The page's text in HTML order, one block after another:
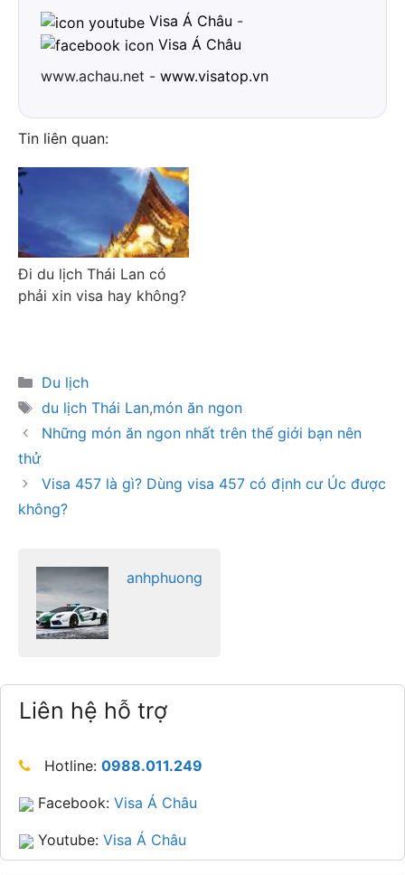
Visa Á Châu -
Visa Á Châu
www.achau.net - www.visatop.vn
Tin liên quan:
Đi du lịch Thái Lan có
phải xin visa hay không?
Danh
mục
Du lịch
Thẻ
du lịch Thái Lan,món ăn ngon
Những món ăn ngon nhất trên thế giới bạn nên
thử
Visa 457 là gì? Dùng visa 457 có định cư Úc được
không?
anhphuong
Liên hệ hỗ trợ
Hotline: 0988.011.249
Facebook: Visa Á Châu
Youtube: Visa Á Châu